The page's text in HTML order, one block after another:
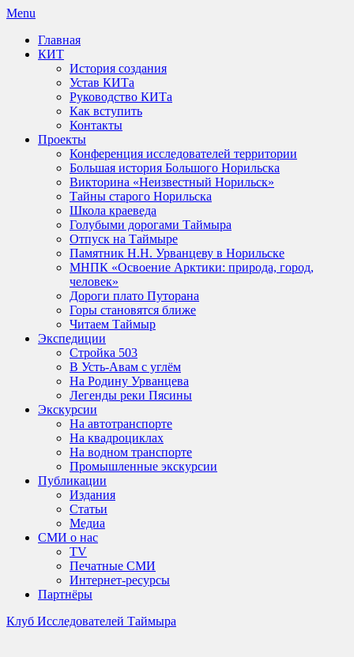
Skip
content
Menu
Главная
КИТ
История создания
Устав КИТа
Руководство КИТа
Как вступить
Контакты
Проекты
Конференция исследователей территории
Большая история Большого Норильска
Викторина «Неизвестный Норильск»
Тайны старого Норильска
Школа краеведа
Голубыми дорогами Таймыра
Отпуск на Таймыре
Памятник Н.Н. Урванцеву в Норильске
МНПК «Освоение Арктики: природа, город,
человек»
Дороги плато Путорана
Горы становятся ближе
Читаем Таймыр
Экспедиции
Стройка 503
В Усть-Авам с углём
На Родину Урванцева
Легенды реки Пясины
Экскурсии
На автотранспорте
На квадроциклах
На водном транспорте
Промышленные экскурсии
Публикации
Издания
Статьи
Медиа
СМИ о нас
TV
Печатные СМИ
Интернет-ресурсы
Партнёры
Клуб Исследователей Таймыра